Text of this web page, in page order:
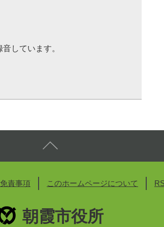
しています。
免責事項 このホームページについて
朝霞市役所